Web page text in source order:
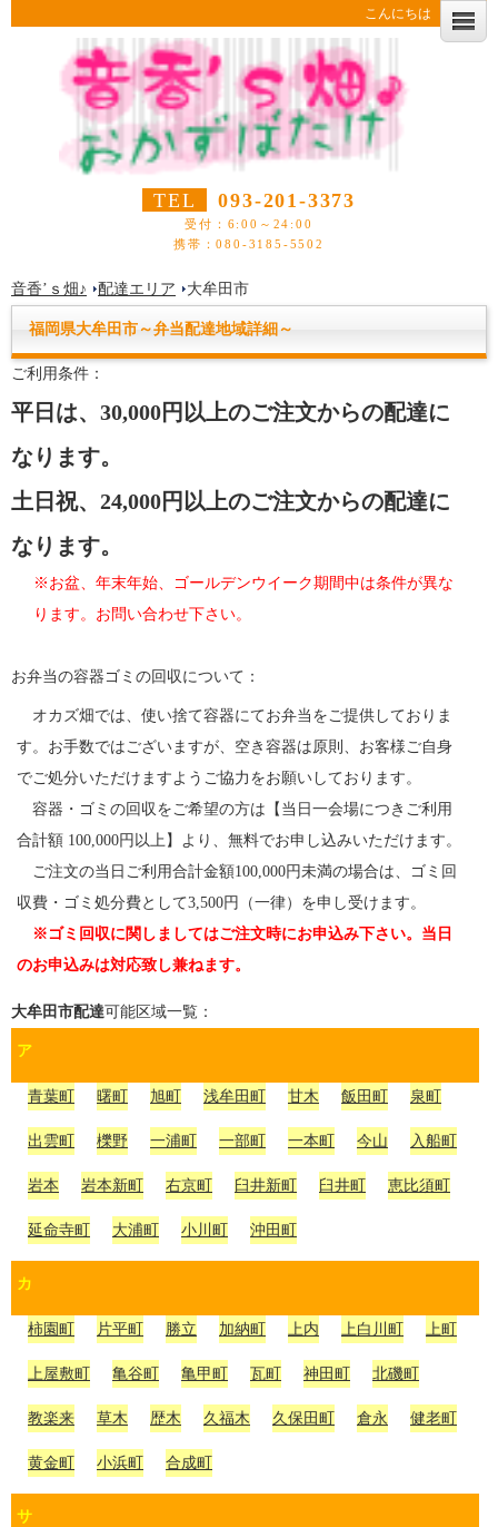
こんにちは
TEL 093-201-3373
受付：6:00～24:00
携帯：080-3185-5502
音香’ｓ畑♪ 配達エリア 大牟田市
福岡県大牟田市～弁当配達地域詳細～
ご利用条件：
平日は、30,000円以上のご注文からの配達に
なります。
土日祝、24,000円以上のご注文からの配達に
なります。
※お盆、年末年始、ゴールデンウイーク期間中は条件が異な
ります。お問い合わせ下さい。
お弁当の容器ゴミの回収について：
オカズ畑では、使い捨て容器にてお弁当をご提供しておりま
す。お手数ではございますが、空き容器は原則、お客様ご自身
でご処分いただけますようご協力をお願いしております。
容器・ゴミの回収をご希望の方は【当日一会場につきご利用
合計額 100,000円以上】より、無料でお申し込みいただけます。
ご注文の当日ご利用合計金額100,000円未満の場合は、ゴミ回
収費・ゴミ処分費として3,500円（一律）を申し受けます。
※ゴミ回収に関しましてはご注文時にお申込み下さい。当日
のお申込みは対応致し兼ねます。
大牟田市配達可能区域一覧：
ア
青葉町 曙町 旭町 浅牟田町 甘木 飯田町 泉町
出雲町 櫟野 一浦町 一部町 一本町 今山 入船町
岩本 岩本新町 右京町 臼井新町 臼井町 恵比須町
延命寺町 大浦町 小川町 沖田町
カ
柿園町 片平町 勝立 加納町 上内 上白川町 上町
上屋敷町 亀谷町 亀甲町 瓦町 神田町 北磯町
教楽来 草木 歴木 久福木 久保田町 倉永 健老町
黄金町 小浜町 合成町
サ